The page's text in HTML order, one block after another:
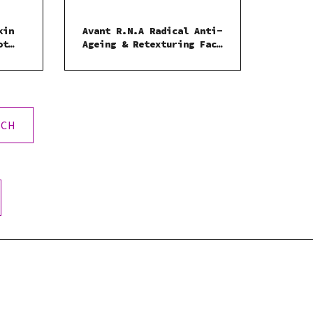
Avant R.N.A Radical Anti-
Ageing & Retexturing Face
protivráskový krém 50 ml